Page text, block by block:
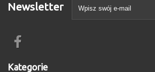
Newsletter
Kategorie